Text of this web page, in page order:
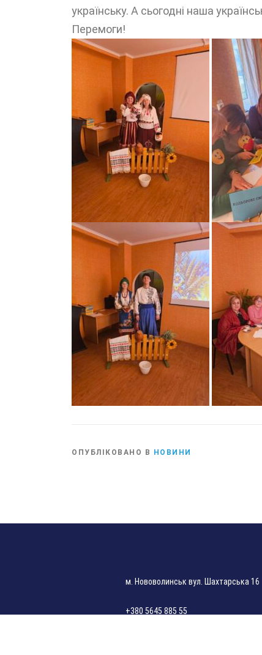
українську. А сьогодні наша
Перемоги!
ОПУБЛІКОВАНО В НОВИНИ
м. Нововолинськ вул. Шахтарська 16
+380 5645 885 55